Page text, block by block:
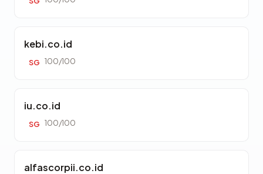
kebi.co.id
SG 100/100
iu.co.id
SG 100/100
alfascorpii.co.id